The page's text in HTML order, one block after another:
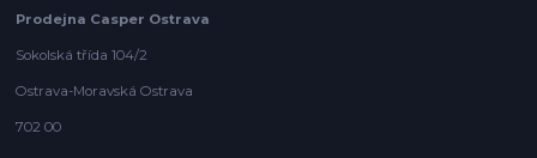
Prodejna Casper Ostrava
Sokolská třída 104/2
Ostrava-Moravská Ostrava
702 00